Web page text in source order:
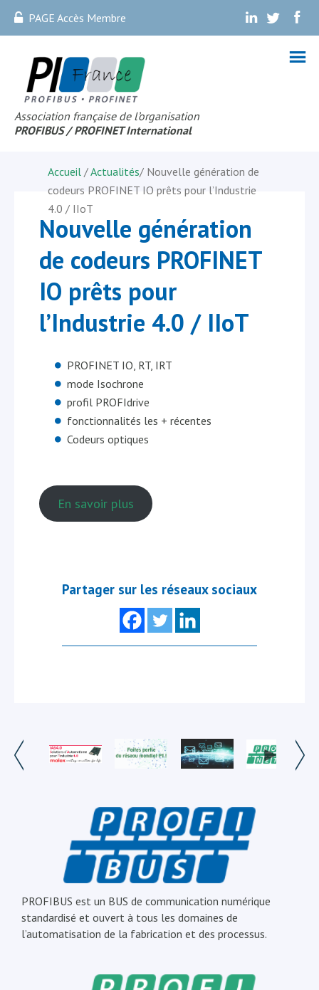
PAGE Accès Membre . . .
Association française de l’organisation
PROFIBUS / PROFINET International
Accueil /Actualités/ Nouvelle génération de
codeurs PROFINET IO prêts pour l’Industrie
4.0 / IIoT
Nouvelle génération
de codeurs PROFINET
IO prêts pour
l’Industrie 4.0 / IIoT
PROFINET IO, RT, IRT
mode Isochrone
profil PROFIdrive
fonctionnalités les + récentes
Codeurs optiques
En savoir plus
Partager sur les réseaux sociaux
PROFIBUS est un BUS de communication numérique
standardisé et ouvert à tous les domaines de
l’automatisation de la fabrication et des processus.